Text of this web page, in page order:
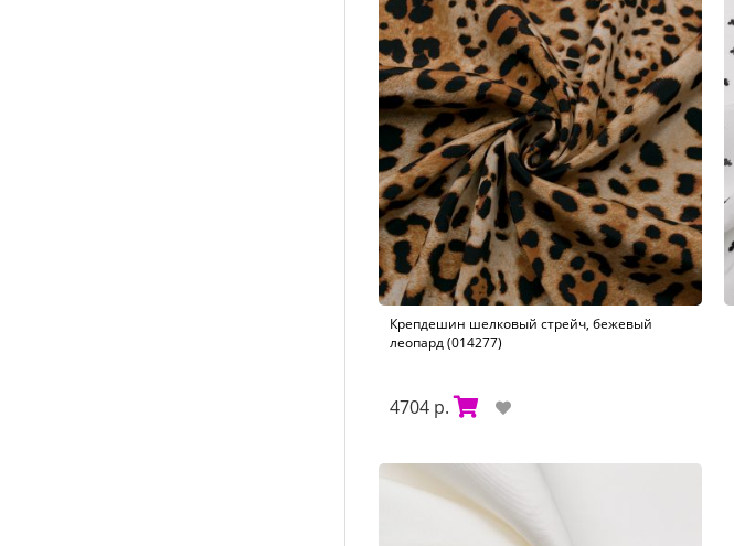
Крепдешин шелковый стрейч, бежевый
леопард (014277)
4704 р.